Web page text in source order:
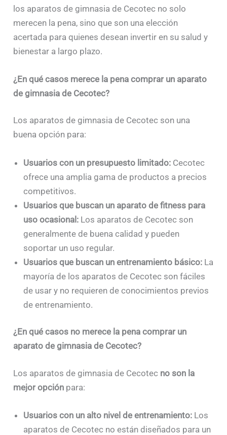
los aparatos de gimnasia de Cecotec no solo
merecen la pena, sino que son una elección
acertada para quienes desean invertir en su salud y
bienestar a largo plazo.
¿En qué casos merece la pena comprar un aparato
de gimnasia de Cecotec?
Los aparatos de gimnasia de Cecotec son una
buena opción para:
Usuarios con un presupuesto limitado: Cecotec
ofrece una amplia gama de productos a precios
competitivos.
Usuarios que buscan un aparato de fitness para
uso ocasional: Los aparatos de Cecotec son
generalmente de buena calidad y pueden
soportar un uso regular.
Usuarios que buscan un entrenamiento básico: La
mayoría de los aparatos de Cecotec son fáciles
de usar y no requieren de conocimientos previos
de entrenamiento.
¿En qué casos no merece la pena comprar un
aparato de gimnasia de Cecotec?
Los aparatos de gimnasia de Cecotec no son la
mejor opción para:
Usuarios con un alto nivel de entrenamiento: Los
aparatos de Cecotec no están diseñados para un